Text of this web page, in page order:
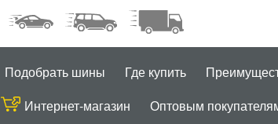
Подобрать шины Где купить
Интернет-магазин
Оптовым